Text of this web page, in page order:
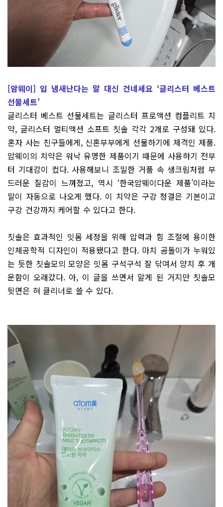
[암웨이] 입 냄새난다는 말 대신 건네세요 ‘글리스터 베스트
선물세트’
글리스터 베스트 선물세트는 글리스터 프로액션 컴플리트 치
약, 글리스터 멀티액션 소프트 칫솔 각각 2개로 구성돼 있다.
혼자 사는 친구들에게, 신혼부부에게 선물하기에 제격인 제품.
암웨이의 치약은 워낙 유명한 제품이기 때문에 사용하기 전부
터 기대감이 컸다. 사용해보니 조밀한 거품 속 생크림처럼 부
드러운 질감이 느껴졌고, 역시 ‘한국암웨이다운 제품’이라는
말이 자동으로 나오게 했다. 이 치약은 구강 청결은 기본이고
구강 건강까지 케어할 수 있다고 한다.
칫솔은 효과적인 잇몸 세정을 위해 압력과 힘 조절에 용이한
인체공학적 디자인이 적용됐다고 한다. 마치 곰돌이가 누워있
는 듯한 칫솔모의 모양은 잇몸 구석구석 잘 닦여서 양치 후 개
운함이 오래갔다. 아, 이 글을 쓰면서 알게 된 거지만 칫솔모
뒷면은 혀 클리너로 쓸 수 있다.